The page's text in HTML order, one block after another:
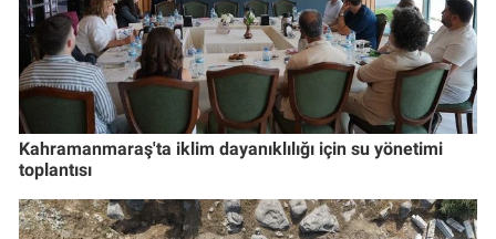
Kahramanmaraş'ta iklim dayanıklılığı için su yönetimi
toplantısı